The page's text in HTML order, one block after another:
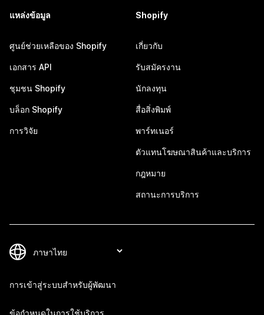
แหล่งข้อมูล
ศูนย์ช่วยเหลือของ Shopify
เอกสาร API
ชุมชน Shopify
บล็อก Shopify
การวิจัย
Shopify
เกี่ยวกับ
รับสมัครงาน
นักลงทุน
สื่อสิ่งพิมพ์
พาร์ทเนอร์
ตัวแทนโฆษณาสินค้าและบริการ
กฎหมาย
สถานะการบริการ
การเข้าสู่ระบบสำหรับผู้พัฒนา